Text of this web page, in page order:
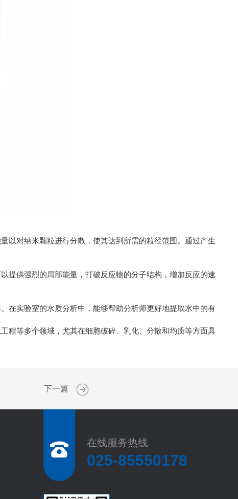
对纳米颗粒进行分散，使其达到所需的粒径范围。通过产生
供强烈的局部能量，打破反应物的分子结构，增加反应的速
实验室的水质分析中，能够帮助分析师更好地提取水中的有
等多个领域，尤其在细胞破碎、乳化、分散和均质等方面具
下一篇
在线服务热线
025-85550178